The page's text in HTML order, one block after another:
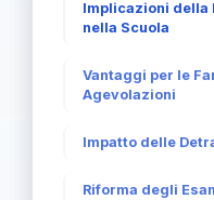
Implicazioni della
nella Scuola
Vantaggi per le
Agevolazioni
Impatto delle
Riforma degli